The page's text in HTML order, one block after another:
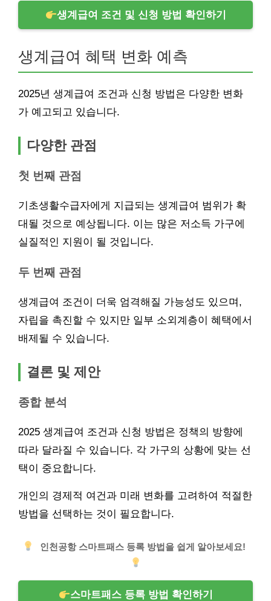
생계급여 조건 및 신청 방법 확인하기
생계급여 혜택 변화 예측
2025년 생계급여 조건과 신청 방법은 다양한 변화
가 예고되고 있습니다.
다양한 관점
첫 번째 관점
기초생활수급자에게 지급되는 생계급여 범위가 확
대될 것으로 예상됩니다. 이는 많은 저소득 가구에
실질적인 지원이 될 것입니다.
두 번째 관점
생계급여 조건이 더욱 엄격해질 가능성도 있으며,
자립을 촉진할 수 있지만 일부 소외계층이 혜택에서
배제될 수 있습니다.
결론 및 제안
종합 분석
2025 생계급여 조건과 신청 방법은 정책의 방향에
따라 달라질 수 있습니다. 각 가구의 상황에 맞는 선
택이 중요합니다.
개인의 경제적 여건과 미래 변화를 고려하여 적절한
방법을 선택하는 것이 필요합니다.
인천공항 스마트패스 등록 방법을 쉽게 알아보세요!
스마트패스 등록 방법 확인하기